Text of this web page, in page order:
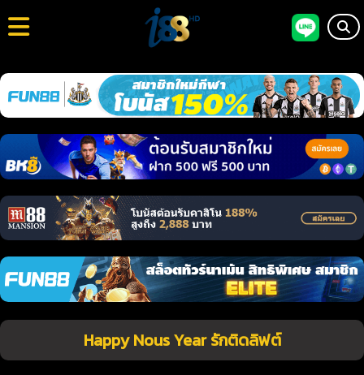
Happy Nous Year รักติดลิฟต์